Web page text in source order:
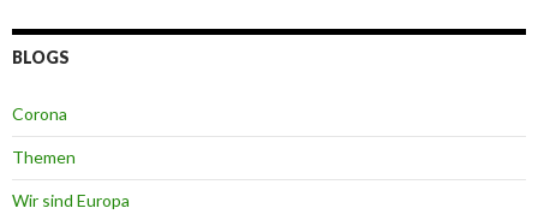
BLOGS
Corona
Themen
Wir sind Europa